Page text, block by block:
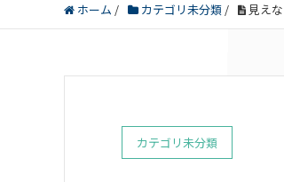
ホーム / カテゴリ未分類 / 見え
カテゴリ未分類